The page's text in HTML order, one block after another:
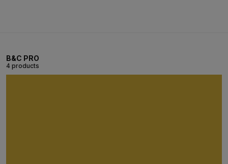
B&C PRO
4 products